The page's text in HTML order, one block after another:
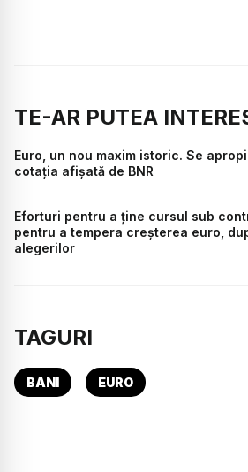
TE-AR PUTEA
Euro, un nou maxim istoric. Se
cotația afișată de BNR
Eforturi pentru a ține cursul sub
pentru a tempera creșterea euro,
alegerilor
TAGURI
BANI EURO